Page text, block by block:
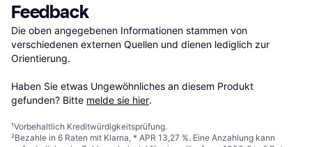
Feedback
Die oben angegebenen Informationen stammen von
verschiedenen externen Quellen und dienen lediglich zur
Orientierung.
Haben Sie etwas Ungewöhnliches an diesem Produkt
gefunden? Bitte melde sie hier.
¹Vorbehaltlich Kreditwürdigkeitsprüfung.
²Bezahle in 6 Raten mit Klarna, * APR 13,27 %. Eine Anzahlung kann